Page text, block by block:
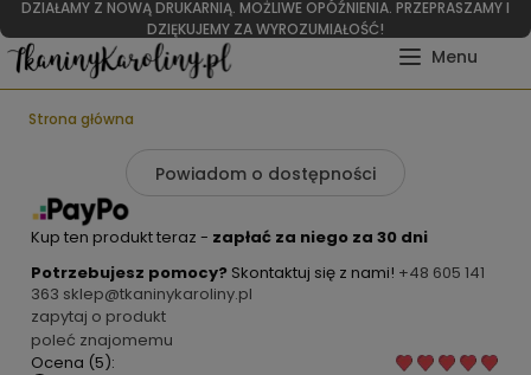
DZIAŁAMY Z NOWĄ DRUKARNIĄ. MOŻLIWE OPÓŹNIENIA. PRZEPRASZAMY I
DZIĘKUJEMY ZA WYROZUMIAŁOŚĆ!
Strona główna
Powiadom o dostępności
Kup ten produkt teraz - zapłać za niego za 30 dni
Potrzebujesz pomocy? Skontaktuj się z nami! +48 605 141
363 sklep@tkaninykaroliny.pl
zapytaj o produkt
poleć znajomemu
Ocena (5):